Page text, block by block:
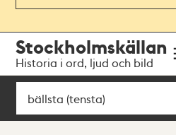
navigationen
huvudinnehållet
Stockholmskällan
Historia i ord, ljud och bild
Sök